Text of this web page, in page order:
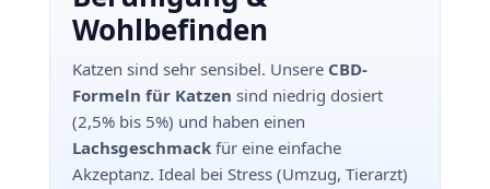
Wohlbefinden
Katzen sind sehr sensibel. Unsere CBD-
Formeln für Katzen sind niedrig dosiert
(2,5% bis 5%) und haben einen
Lachsgeschmack für eine einfache
Akzeptanz. Ideal bei Stress (Umzug, Tierarzt)